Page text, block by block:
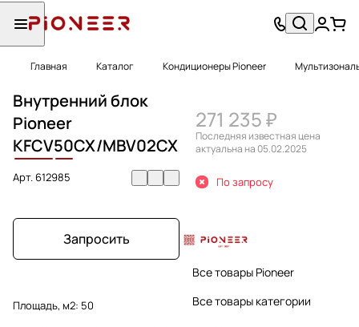
Главная Каталог Кондиционеры Pioneer
Внутренний блок
Pioneer
KFCV50CX/MBV02CX
Арт.612985
Запросить
Площадь, м2: 50
271 235 ₽
Последняя известная цена
актуальна на 05.02.2025
По запросу
Все товары Pioneer
Все товары категории